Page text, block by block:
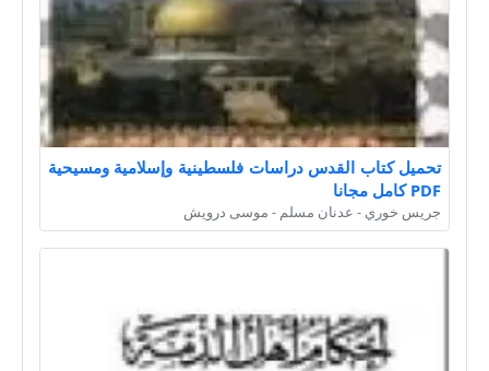
تحميل كتاب القدس دراسات فلسطينية وإسلامية ومسيحية
PDF كامل مجانا
جريس خوري - عدنان مسلم - موسى درويش